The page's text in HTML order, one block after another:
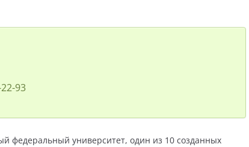
93
федеральный университет, один из 10 созданных